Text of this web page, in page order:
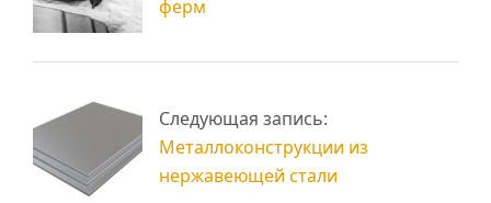
ферм
Следующая запись:
Металлоконструкции из
нержавеющей стали